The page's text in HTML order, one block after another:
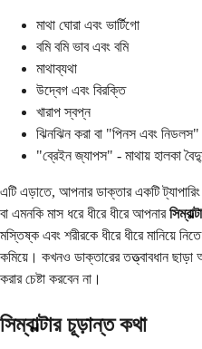
মাথা ঘোরা এবং ভার্টিগো
বমি বমি ভাব এবং বমি
মাথাব্যথা
উদ্বেগ এবং বিরক্তি
খারাপ স্বপ্ন
ঝিনঝিন করা বা "পিনস এবং
"ব্রেইন জ্যাপস" - মাথায় হালকা
এটি এড়াতে, আপনার ডাক্তার একটি
বা এমনকি মাস ধরে ধীরে ধীরে আপনার
মস্তিষ্ক এবং শরীরকে ধীরে ধীরে মানিয়ে
কমিয়ে। কখনও ডাক্তারের তত্ত্বাবধান ছাড়া
করার চেষ্টা করবেন না।
সিম্বাল্টার চূড়ান্ত কথা